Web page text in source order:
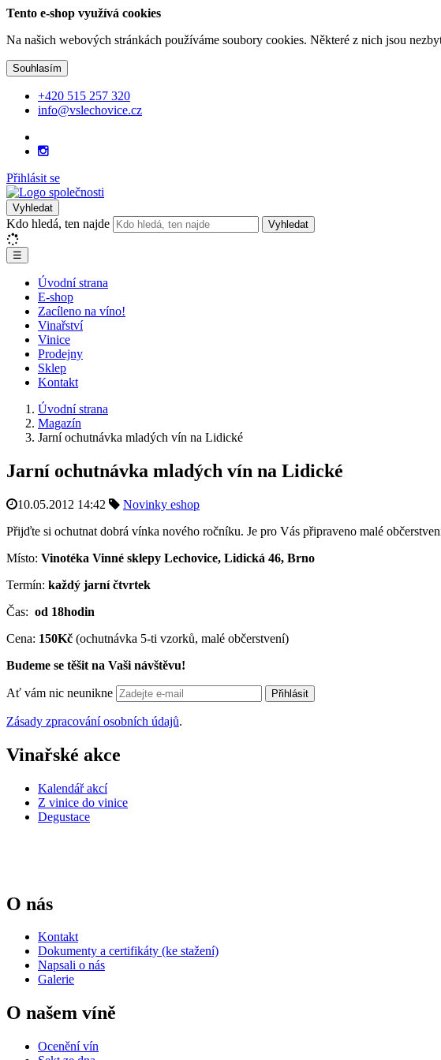
Tento e-shop využívá cookies
Na našich webových stránkách používáme soubory cookies. Některé z nich jsou
Souhlasím
+420 515 257 320
info@vslechovice.cz
Přihlásit se
Vyhledat
Kdo hledá, ten najde Vyhledat
☰
Úvodní strana
E-shop
Zacíleno na víno!
Vinařství
Vinice
Prodejny
Sklep
Kontakt
Úvodní strana
Magazín
Jarní ochutnávka mladých vín na Lidické
Jarní ochutnávka mladých vín na Lidické
10.05.2012 14:42
Novinky eshop
Přijďte si ochutnat dobrá vínka nového ročníku. Je pro Vás připraveno malé
Místo: Vinotéka Vinné sklepy Lechovice, Lidická 46, Brno
Termín: každý jarní čtvrtek
Čas: od 18hodin
Cena: 150Kč (ochutnávka 5-ti vzorků, malé občerstvení)
Budeme se těšit na Vaši návštěvu!
Ať vám nic neunikne Přihlásit
Zásady zpracování osobních údajů.
Vinařské akce
Kalendář akcí
Z vinice do vinice
Degustace
O nás
Kontakt
Dokumenty a certifikáty (ke stažení)
Napsali o nás
Galerie
O našem víně
Ocenění vín